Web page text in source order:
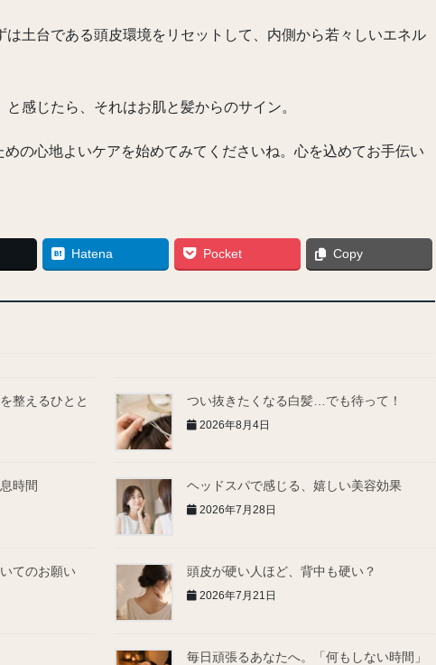
土台である頭皮環境をリセットして、内側から若々しいエネル
と感じたら、それはお肌と髪からのサイン。
の心地よいケアを始めてみてくださいね。心を込めてお手伝い
Hatena Pocket Copy
整えるひとと
つい抜きたくなる白髪…でも待って！
2026年8月4日
時間 ヘッドスパで感じる、嬉しい美容効果
2026年7月28日
てのお願い 頭皮が硬い人ほど、背中も硬い？
2026年7月21日
毎日頑張るあなたへ。「何もしない時間」